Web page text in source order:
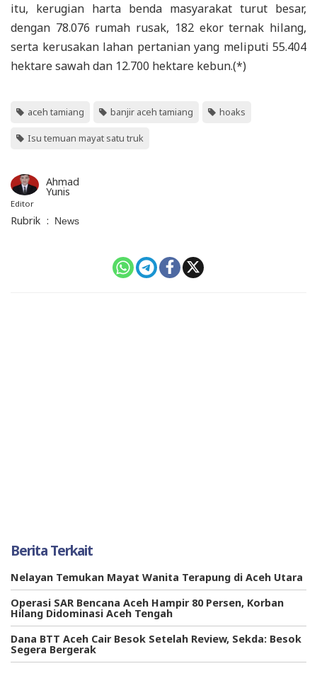
itu, kerugian harta benda masyarakat turut besar,
dengan 78.076 rumah rusak, 182 ekor ternak hilang,
serta kerusakan lahan pertanian yang meliputi 55.404
hektare sawah dan 12.700 hektare kebun.(*)
aceh tamiang banjir aceh tamiang hoaks
Isu temuan mayat satu truk
Ahmad
Yunis
Editor
Rubrik : News
Berita Terkait
Nelayan Temukan Mayat Wanita Terapung di Aceh Utara
Operasi SAR Bencana Aceh Hampir 80 Persen, Korban
Hilang Didominasi Aceh Tengah
Dana BTT Aceh Cair Besok Setelah Review, Sekda: Besok
Segera Bergerak